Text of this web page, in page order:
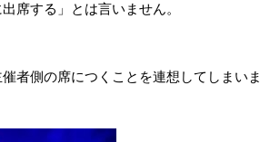
席する」とは言いません。
者側の席につくことを連想してしまいま